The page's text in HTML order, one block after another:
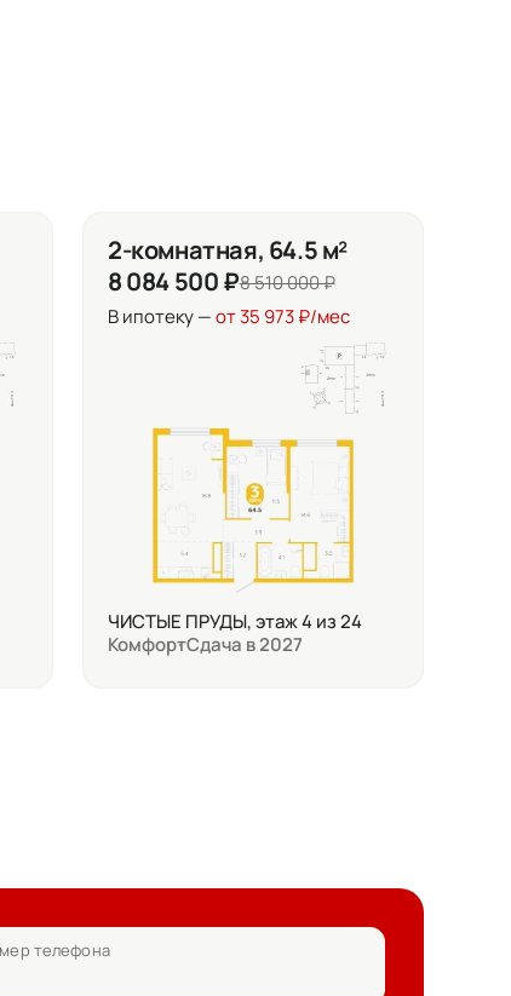
2-комнатная, 64.5 м²
8 084 500 ₽8 510 000 ₽
В ипотеку —от 35 973 ₽/мес
ЧИСТЫЕ ПРУДЫ, этаж 4 из 24
КомфортСдача в 2027
телефона